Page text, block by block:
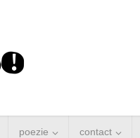
poezie contact